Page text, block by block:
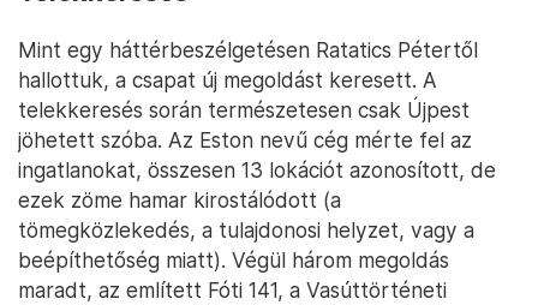
Mint egy háttérbeszélgetésen Ratatics Pétertől
hallottuk, a csapat új megoldást keresett. A
telekkeresés során természetesen csak Újpest
jöhetett szóba. Az Eston nevű cég mérte fel az
ingatlanokat, összesen 13 lokációt azonosított, de
ezek zöme hamar kirostálódott (a
tömegközlekedés, a tulajdonosi helyzet, vagy a
beépíthetőség miatt). Végül három megoldás
maradt, az említett Fóti 141, a Vasúttörténeti